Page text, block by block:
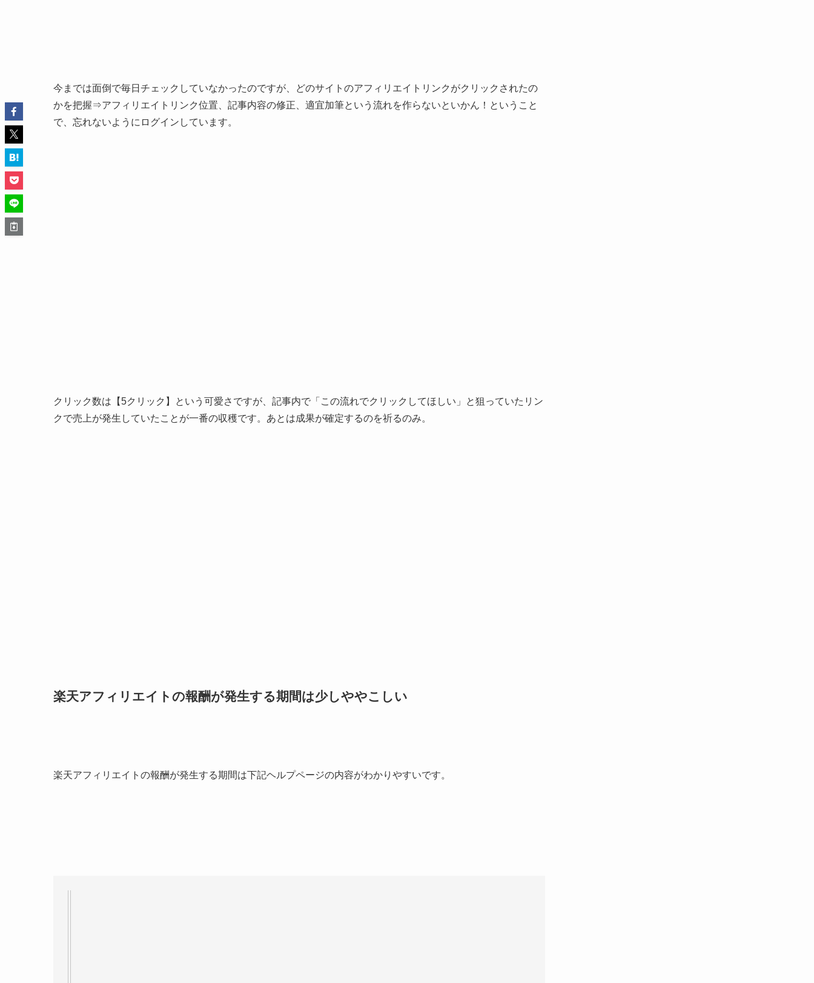
今までは面倒で毎日チェックしていなかったのですが、どのサイトのアフィリエイトリンクがクリックされたの
かを把握⇒アフィリエイトリンク位置、記事内容の修正、適宜加筆という流れを作らないといかん！ということ
で、忘れないようにログインしています。
クリック数は【5クリック】という可愛さですが、記事内で「この流れでクリックしてほしい」と狙っていたリン
クで売上が発生していたことが一番の収穫です。あとは成果が確定するのを祈るのみ。
楽天アフィリエイトの報酬が発生する期間は少しややこしい
楽天アフィリエイトの報酬が発生する期間は下記ヘルプページの内容がわかりやすいです。